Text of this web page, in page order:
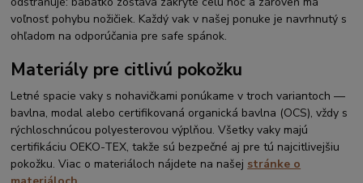
voľnosť pohybu nožičiek. Každý vak v našej ponuke je navrhnutý s
ohľadom na odporúčania pre safe spánok.
Materiály pre citlivú pokožku
Letné spacie vaky s nohavičkami ponúkame v troch variantoch —
bavlna, modal alebo certifikovaná organická bavlna (OCS), vždy s
rýchloschnúcou polyesterovou výplňou. Všetky vaky majú
certifikáciu OEKO-TEX, takže sú bezpečné aj pre tú najcitlivejšiu
pokožku. Viac o materiáloch nájdete na našej stránke o